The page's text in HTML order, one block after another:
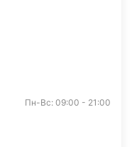
Пн-Вс: 09:00 - 21:00